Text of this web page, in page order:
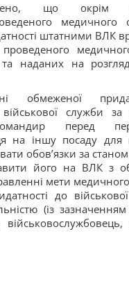
що окрім
медичного
штатними ВЛК
наданих на
обмеженої
служби за
перед
на іншу посаду для
обов’язки за
його на ВЛК з
мети
до
(із